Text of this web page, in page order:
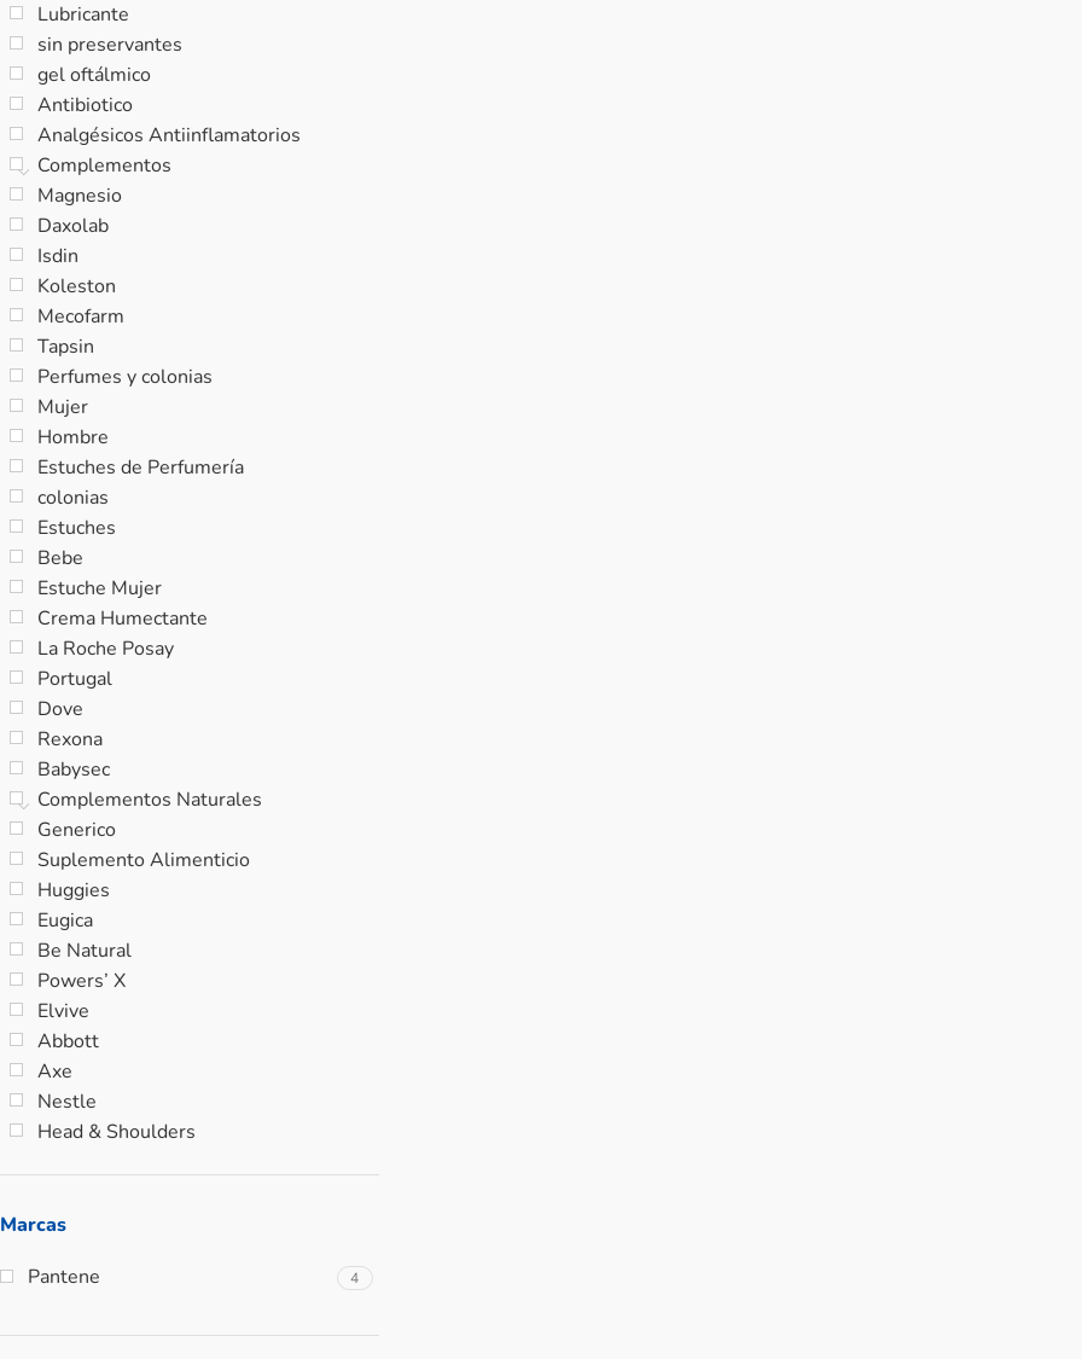
Lubricante
sin preservantes
gel oftálmico
Antibiotico
Analgésicos Antiinflamatorios
Complementos
Magnesio
Daxolab
Isdin
Koleston
Mecofarm
Tapsin
Perfumes y colonias
Mujer
Hombre
Estuches de Perfumería
colonias
Estuches
Bebe
Estuche Mujer
Crema Humectante
La Roche Posay
Portugal
Dove
Rexona
Babysec
Complementos Naturales
Generico
Suplemento Alimenticio
Huggies
Eugica
Be Natural
Powers’ X
Elvive
Abbott
Axe
Nestle
Head & Shoulders
Marcas
Pantene
4